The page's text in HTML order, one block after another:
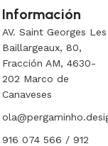
Información
AV. Saint Georges Les
Baillargeaux, 80,
Fracción AM, 4630-
202 Marco de
Canaveses
916 074 566 / 912